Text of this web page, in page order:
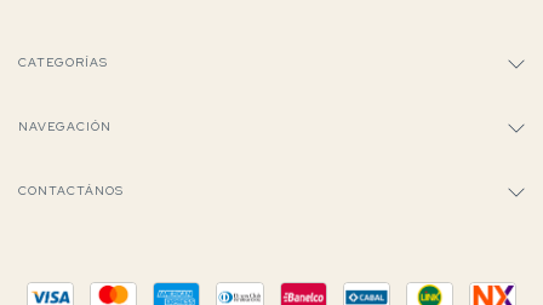
CATEGORÍAS
NAVEGACIÓN
CONTACTÁNOS